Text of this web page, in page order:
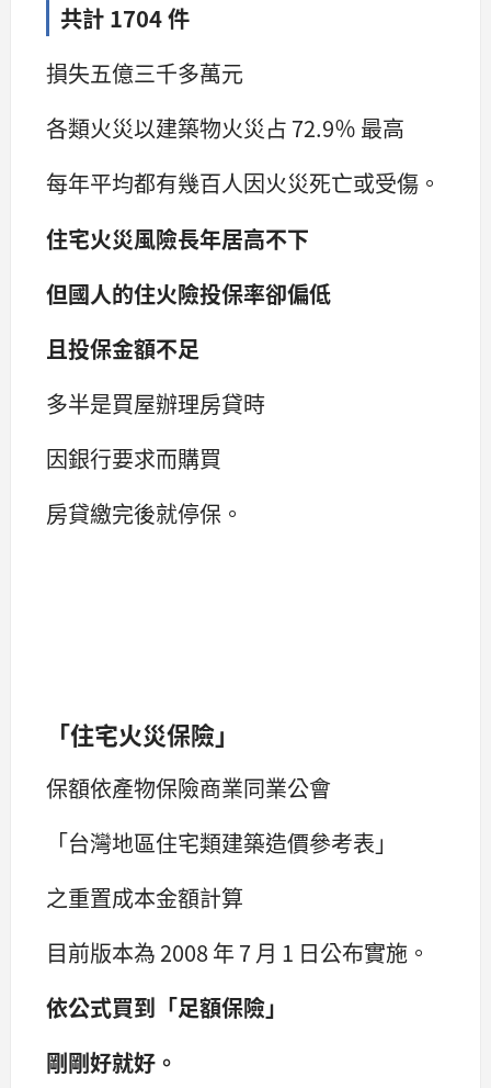
共計 1704 件
損失五億三千多萬元
各類火災以建築物火災占 72.9％ 最高
每年平均都有幾百人因火災死亡或受傷。
住宅火災風險長年居高不下
但國人的住火險投保率卻偏低
且投保金額不足
多半是買屋辦理房貸時
因銀行要求而購買
房貸繳完後就停保。
「住宅火災保險」
保額依產物保險商業同業公會
「台灣地區住宅類建築造價參考表」
之重置成本金額計算
目前版本為 2008 年 7 月 1 日公布實施。
依公式買到「足額保險」
剛剛好就好。